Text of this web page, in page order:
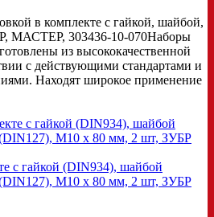
в комплекте с гайкой, шайбой,
МАСТЕР, 303436-10-070Наборы
из высококачественной
с действующими стандартами и
Находят широкое применение
с гайкой (DIN934), шайбой
M10 x 80 мм, 2 шт, ЗУБР